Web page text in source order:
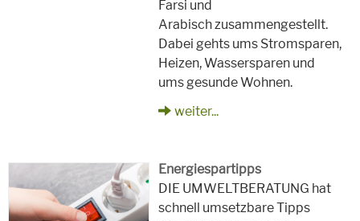
Farsi und
Arabisch zusammengestellt.
Dabei gehts ums Stromsparen,
Heizen, Wassersparen und
ums gesunde Wohnen.
weiter...
Energiespartipps
DIE UMWELTBERATUNG hat
schnell umsetzbare Tipps